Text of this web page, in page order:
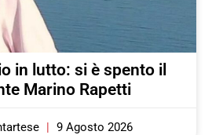
in lutto: si è spento il
Marino Rapetti
9 Agosto 2026